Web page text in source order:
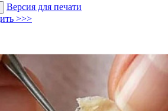
Версия для печати
>>>